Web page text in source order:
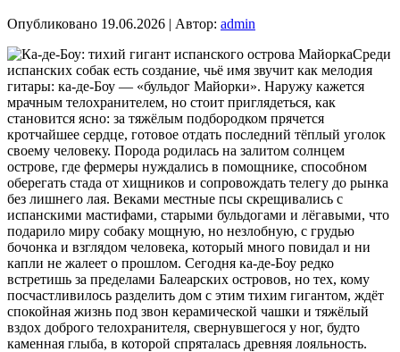
Опубликовано 19.06.2026 | Автор: admin
Среди
испанских собак есть создание, чьё имя звучит как мелодия
гитары: ка-де-Боу — «бульдог Майорки». Наружу кажется
мрачным телохранителем, но стоит приглядеться, как
становится ясно: за тяжёлым подбородком прячется
кротчайшее сердце, готовое отдать последний тёплый уголок
своему человеку. Порода родилась на залитом солнцем
острове, где фермеры нуждались в помощнике, способном
оберегать стада от хищников и сопровождать телегу до рынка
без лишнего лая. Веками местные псы скрещивались с
испанскими мастифами, старыми бульдогами и лёгавыми, что
подарило миру собаку мощную, но незлобную, с грудью
бочонка и взглядом человека, который много повидал и ни
капли не жалеет о прошлом. Сегодня ка-де-Боу редко
встретишь за пределами Балеарских островов, но тех, кому
посчастливилось разделить дом с этим тихим гигантом, ждёт
спокойная жизнь под звон керамической чашки и тяжёлый
вздох доброго телохранителя, свернувшегося у ног, будто
каменная глыба, в которой спряталась древняя лояльность.